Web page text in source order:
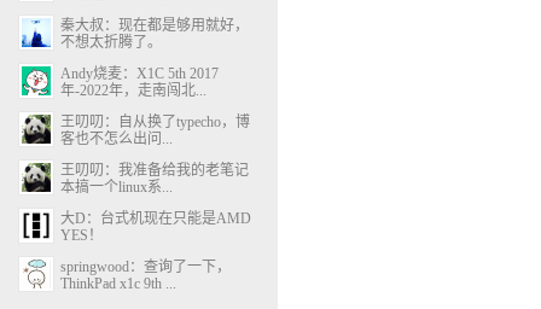
秦大叔：现在都是够用就好，
不想太折腾了。
Andy烧麦：X1C 5th 2017
年-2022年，走南闯北...
王叨叨：自从换了typecho，博
客也不怎么出问...
王叨叨：我准备给我的老笔记
本搞一个linux系...
大D：台式机现在只能是AMD
YES！
springwood：查询了一下，
ThinkPad x1c 9th ...